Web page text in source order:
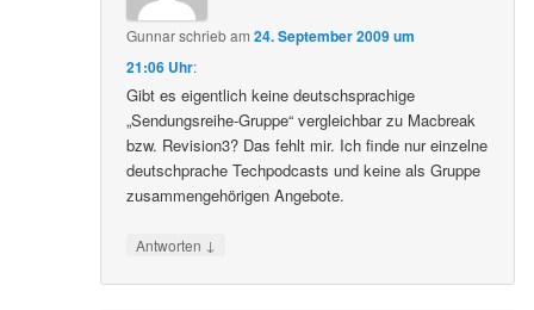
Gunnarschriebam24. September 2009 um
21:06 Uhr:
Gibt es eigentlich keine deutschsprachige
„Sendungsreihe-Gruppe“ vergleichbar zu Macbreak
bzw. Revision3? Das fehlt mir. Ich finde nur einzelne
deutschprache Techpodcasts und keine als Gruppe
zusammengehörigen Angebote.
Antworten ↓